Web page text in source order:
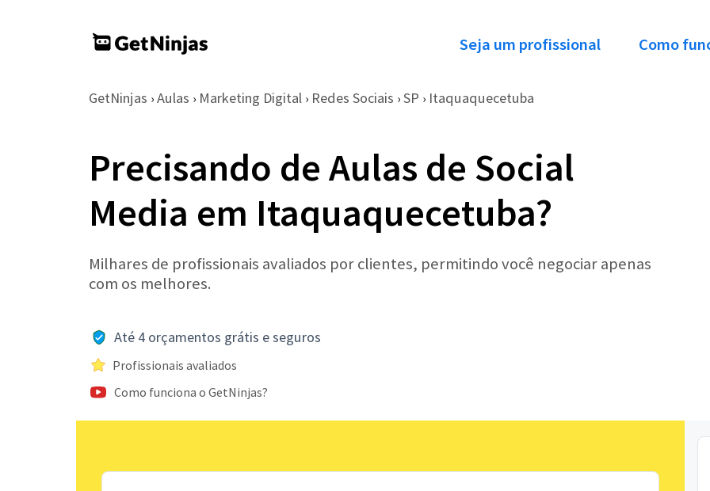
Seja um profissional Como
GetNinjas › Aulas › Marketing Digital › Redes Sociais › SP › Itaquaquecetuba
Precisando de Aulas de Social
Media em Itaquaquecetuba?
Milhares de profissionais avaliados por clientes, permitindo você negociar apenas
com os melhores.
Até 4 orçamentos grátis e seguros
Profissionais avaliados
Como funciona o GetNinjas?